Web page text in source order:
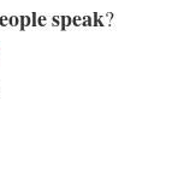
speak?